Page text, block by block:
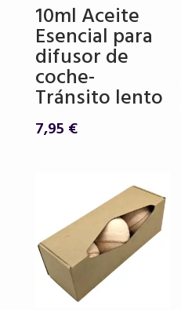
10ml Aceite
Esencial para
difusor de
coche-
Tránsito lento
7,95 €